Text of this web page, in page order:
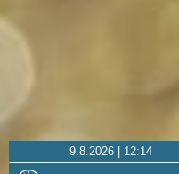
9.8.2026 | 12:14